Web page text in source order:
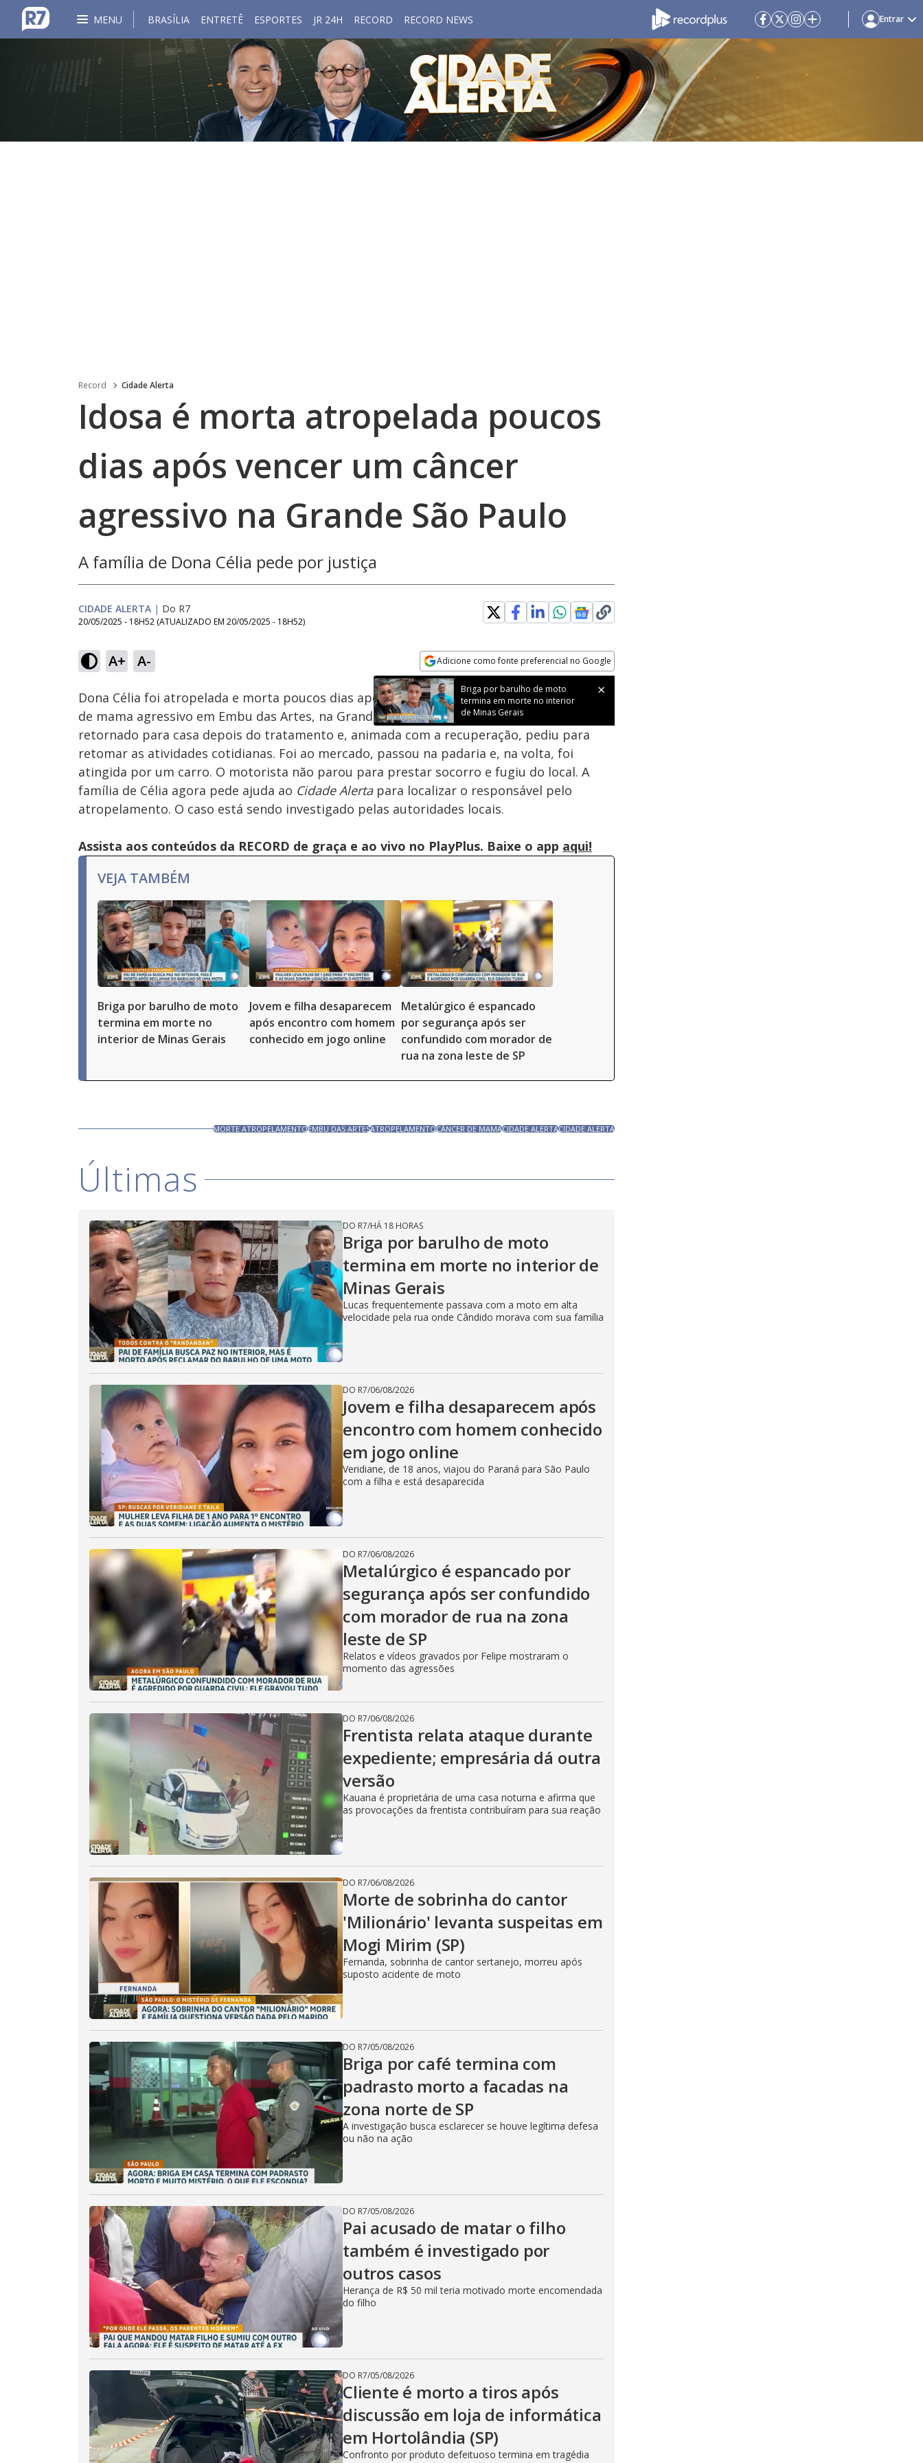
MENU BRASÍLIA ENTRETÊ ESPORTES JR 24H RECORD RECORD NEWS Entrar
Record Cidade Alerta
Idosa é morta atropelada poucos
dias após vencer um câncer
agressivo na Grande São Paulo
A família de Dona Célia pede por justiça
CIDADE ALERTA | Do R7
20/05/2025 - 18H52 (ATUALIZADO EM 20/05/2025 - 18H52)
A+ A- Adicione como fonte preferencial no Google
Opens in new window
Briga por barulho de moto
termina em morte no interior
de Minas Gerais
Ativar
Som
17.80%
Velocidade
Dona Célia foi atropelada e morta poucos dias após vencer uma batalha contra um câncer
de mama agressivo em Embu das Artes, na Grande São Paulo. Segundo a família, ela havia
retornado para casa depois do tratamento e, animada com a recuperação, pediu para
retomar as atividades cotidianas. Foi ao mercado, passou na padaria e, na volta, foi
atingida por um carro. O motorista não parou para prestar socorro e fugiu do local. A
família de Célia agora pede ajuda ao Cidade Alertapara localizar o responsável pelo
atropelamento. O caso está sendo investigado pelas autoridades locais.
Assista aos conteúdos da RECORD de graça e ao vivo no PlayPlus. Baixe o app aqui!
VEJA TAMBÉM
Briga por barulho de moto
termina em morte no
interior de Minas Gerais
Jovem e filha desaparecem
após encontro com homem
conhecido em jogo online
Metalúrgico é espancado
por segurança após ser
confundido com morador de
rua na zona leste de SP
MORTE ATROPELAMENTOEMBU DAS ARTESATROPELAMENTOCÂNCER DE MAMACIDADE ALERTACIDADE ALERTA
Últimas
DO R7/HÁ 18 HORAS
Briga por barulho de moto
termina em morte no interior de
Minas Gerais
Lucas frequentemente passava com a moto em alta
velocidade pela rua onde Cândido morava com sua família
DO R7/06/08/2026
Jovem e filha desaparecem após
encontro com homem conhecido
em jogo online
Veridiane, de 18 anos, viajou do Paraná para São Paulo
com a filha e está desaparecida
DO R7/06/08/2026
Metalúrgico é espancado por
segurança após ser confundido
com morador de rua na zona
leste de SP
Relatos e vídeos gravados por Felipe mostraram o
momento das agressões
DO R7/06/08/2026
Frentista relata ataque durante
expediente; empresária dá outra
versão
Kauana é proprietária de uma casa noturna e afirma que
as provocações da frentista contribuíram para sua reação
DO R7/06/08/2026
Morte de sobrinha do cantor
'Milionário' levanta suspeitas em
Mogi Mirim (SP)
Fernanda, sobrinha de cantor sertanejo, morreu após
suposto acidente de moto
DO R7/05/08/2026
Briga por café termina com
padrasto morto a facadas na
zona norte de SP
A investigação busca esclarecer se houve legítima defesa
ou não na ação
DO R7/05/08/2026
Pai acusado de matar o filho
também é investigado por
outros casos
Herança de R$ 50 mil teria motivado morte encomendada
do filho
DO R7/05/08/2026
Cliente é morto a tiros após
discussão em loja de informática
em Hortolândia (SP)
Confronto por produto defeituoso termina em tragédia